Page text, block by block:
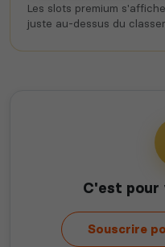
Les slots premium
juste au-dessus du
C'est
Souscrire